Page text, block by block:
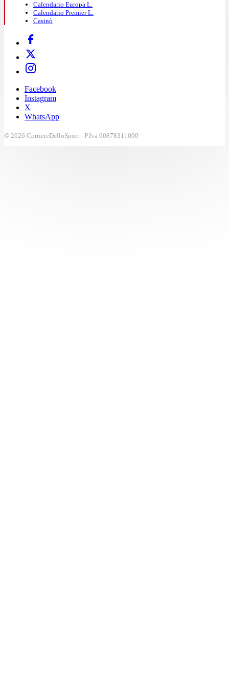
Calendario Europa L.
Calendario Premier L.
Casinò
Facebook
Instagram
X
WhatsApp
© 2026 CorriereDelloSport - P.Iva 00878311000